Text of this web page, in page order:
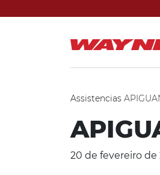
Assistencias
20 de fevereiro de